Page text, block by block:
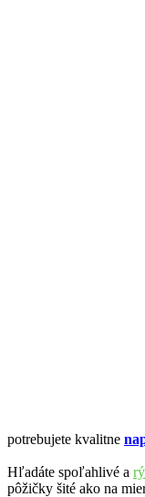
potrebujete kvalitne
Hľadáte spoľahlivé a
pôžičky šité ako na